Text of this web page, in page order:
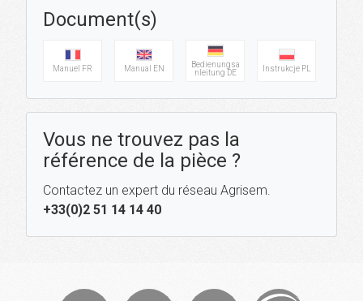
Document(s)
Manuel FR Manual EN
Bedienungsa
nleitung DE
Instrukcje PL
Vous ne trouvez pas la
référence de la pièce ?
Contactez un expert du réseau Agrisem.
+33(0)2 51 14 14 40